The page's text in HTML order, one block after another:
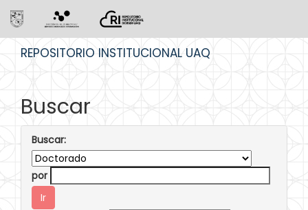
REPOSITORIO INSTITUCIONAL UAQ
Buscar
Buscar:
por